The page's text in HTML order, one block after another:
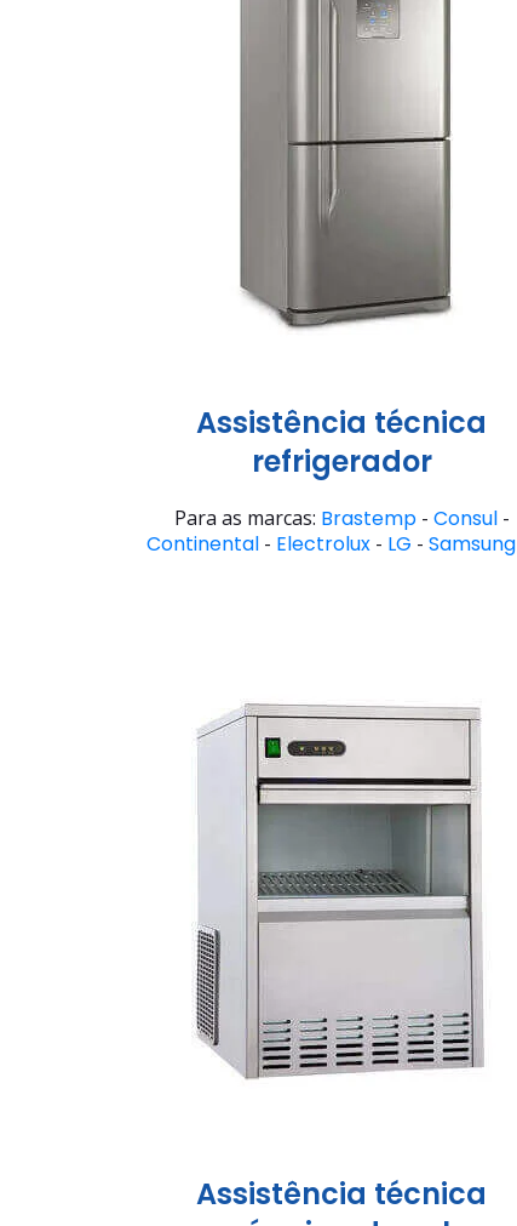
Assistência técnica
refrigerador
Para as marcas: Brastemp- Consul-
Continental - Electrolux - LG - Samsung
Assistência técnica